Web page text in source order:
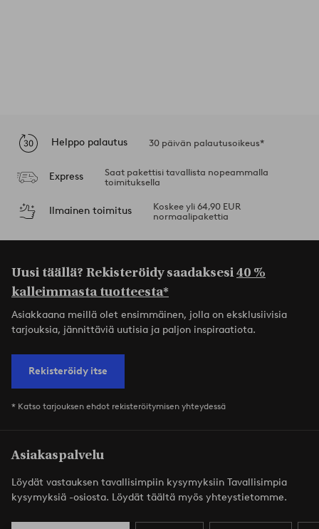
Helppo palautus 30 päivän palautusoikeus*
Express
Saat pakettisi tavallista nopeammalla
toimituksella
Ilmainen toimitus
Koskee yli 64,90 EUR
normaalipakettia
Uusi täällä? Rekisteröidy saadaksesi40 %
kalleimmasta tuotteesta*
Asiakkaana meillä olet ensimmäinen, jolla on eksklusiivisia
tarjouksia, jännittäviä uutisia ja paljon inspiraatiota.
Rekisteröidy itse
* Katso tarjouksen ehdot rekisteröitymisen yhteydessä
Asiakaspalvelu
Löydät vastauksen tavallisimpiin kysymyksiin Tavallisimpia
kysymyksiä -osiosta. Löydät täältä myös yhteystietomme.